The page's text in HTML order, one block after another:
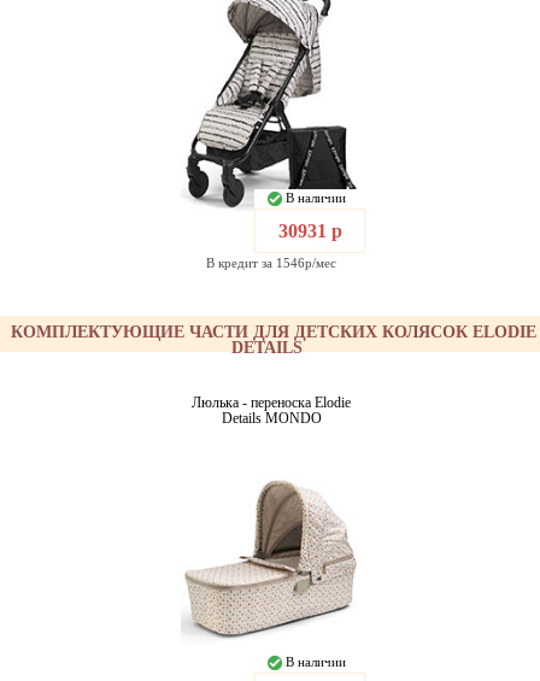
В наличии
30931 р
В кредит за 1546р/мес
КОМПЛЕКТУЮЩИЕ ЧАСТИ ДЛЯ ДЕТСКИХ КОЛЯСОК ELODIE
DETAILS
Люлька - переноска Elodie
Details MONDO
В наличии